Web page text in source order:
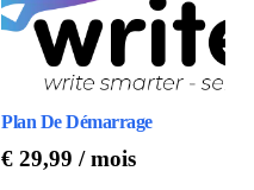
Plan De Démarrage
€ 29,99 / mois